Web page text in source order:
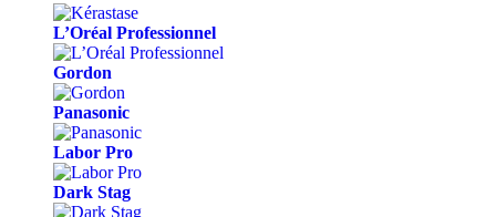
L’Oréal Professionnel
Gordon
Panasonic
Labor Pro
Dark Stag